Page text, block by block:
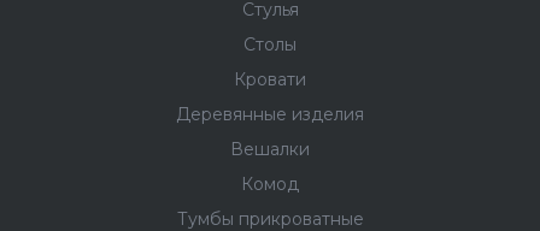
Стулья
Столы
Кровати
Деревянные изделия
Вешалки
Комод
Тумбы прикроватные